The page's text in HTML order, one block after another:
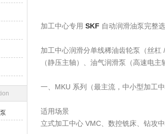
加工中心专用 SKF 自动润滑油泵完整
加工中心润滑分单线稀油齿轮泵（丝
（静压主轴）、油气润滑泵（高速电
一、MKU 系列（最主流，中小型加工中
适用场景
立式加工中心 VMC、数控铣床、钻攻